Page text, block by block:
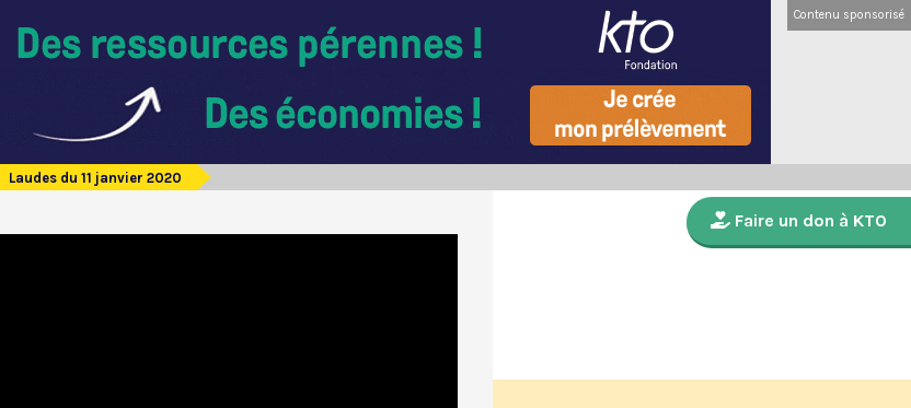
Contenu sponsorisé
Laudes du 11 janvier 2020
Faire un don à KTO